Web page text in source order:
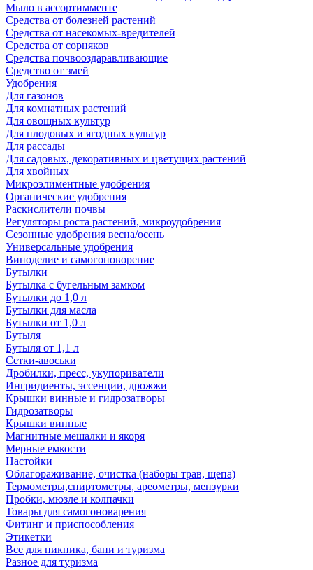
Мыло в ассортимменте
Средства от болезней растений
Средства от насекомых-вредителей
Средства от сорняков
Средства почвооздаравливающие
Средство от змей
Удобрения
Для газонов
Для комнатных растений
Для овощных культур
Для плодовых и ягодных культур
Для рассады
Для садовых, декоративных и цветущих растений
Для хвойных
Микроэлиментные удобрения
Органические удобрения
Раскислители почвы
Регуляторы роста растений, микроудобрения
Сезонные удобрения весна/осень
Универсальные удобрения
Виноделие и самогоноворение
Бутылки
Бутылка с бугельным замком
Бутылки до 1,0 л
Бутылки для масла
Бутылки от 1,0 л
Бутыля
Бутыля от 1,1 л
Сетки-авоськи
Дробилки, пресс, укупориватели
Ингридиенты, эссенции, дрожжи
Крышки винные и гидрозатворы
Гидрозатворы
Крышки винные
Магнитные мешалки и якоря
Мерные емкости
Настойки
Облагораживание, очистка (наборы трав, щепа)
Термометры,спиртометры, ареометры, мензурки
Пробки, мюзле и колпачки
Товары для самогоноварения
Фитинг и приспособления
Этикетки
Все для пикника, бани и туризма
Разное для туризма